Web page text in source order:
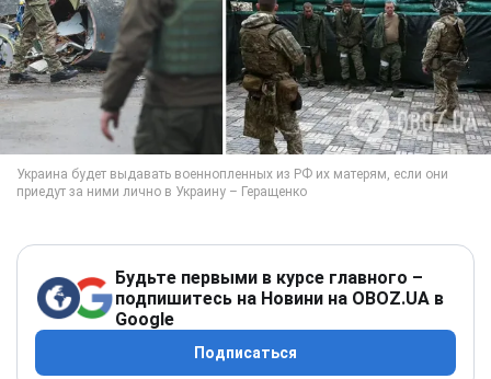
Будьте первыми в курсе главного –
подпишитесь на Новини на OBOZ.UA в
Google
Подписаться